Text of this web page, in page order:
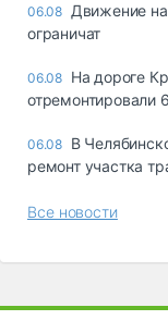
06.08 Движение
ограничат
06.08 На дороге
отремонтировали
06.08 В
ремонт участка
Все новости